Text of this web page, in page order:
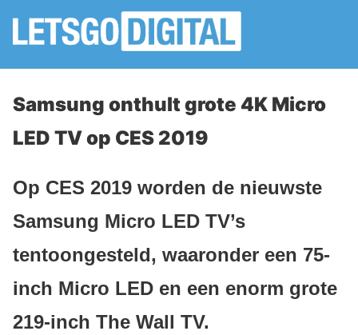
Samsung onthult grote 4K Micro
LED TV op CES 2019
Op CES 2019 worden de nieuwste
Samsung Micro LED TV’s
tentoongesteld, waaronder een 75-
inch Micro LED en een enorm grote
219-inch The Wall TV.